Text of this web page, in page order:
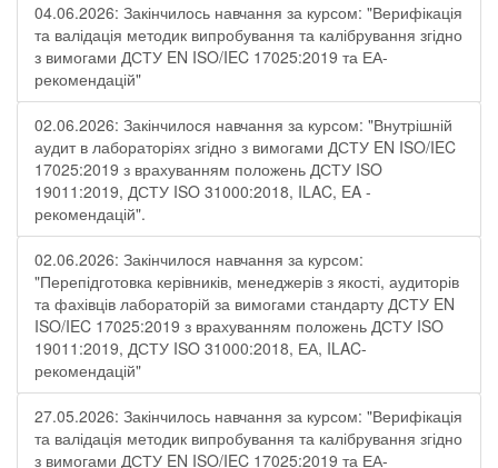
04.06.2026: Закінчилось навчання за курсом: "Верифікація
та валідація методик випробування та калібрування згідно
з вимогами ДСТУ EN ISO/IEC 17025:2019 та ЕА-
рекомендацій"
02.06.2026: Закінчилося навчання за курсом: "Внутрішній
аудит в лабораторіях згідно з вимогами ДСТУ EN ISO/IEC
17025:2019 з врахуванням положень ДСТУ ISO
19011:2019, ДСТУ ISO 31000:2018, ILAC, EA -
рекомендацій".
02.06.2026: Закінчилося навчання за курсом:
"Перепідготовка керівників, менеджерів з якості, аудиторів
та фахівців лабораторій за вимогами стандарту ДСТУ EN
ISO/IEC 17025:2019 з врахуванням положень ДСТУ ISO
19011:2019, ДСТУ ISO 31000:2018, ЕА, ILAC-
рекомендацій"
27.05.2026: Закінчилось навчання за курсом: "Верифікація
та валідація методик випробування та калібрування згідно
з вимогами ДСТУ EN ISO/IEC 17025:2019 та ЕА-